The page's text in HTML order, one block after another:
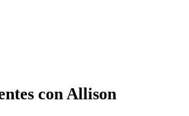
con Allison